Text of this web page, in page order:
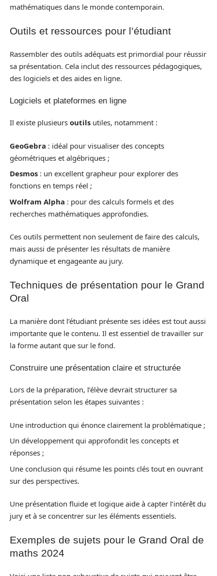
mathématiques dans le monde contemporain.
Outils et ressources pour l’étudiant
Rassembler des outils adéquats est primordial pour réussir
sa présentation. Cela inclut des ressources pédagogiques,
des logiciels et des aides en ligne.
Logiciels et plateformes en ligne
Il existe plusieurs outils utiles, notamment :
GeoGebra : idéal pour visualiser des concepts
géométriques et algébriques ;
Desmos : un excellent grapheur pour explorer des
fonctions en temps réel ;
Wolfram Alpha : pour des calculs formels et des
recherches mathématiques approfondies.
Ces outils permettent non seulement de faire des calculs,
mais aussi de présenter les résultats de manière
dynamique et engageante au jury.
Techniques de présentation pour le Grand
Oral
La manière dont l’étudiant présente ses idées est tout aussi
importante que le contenu. Il est essentiel de travailler sur
la forme autant que sur le fond.
Construire une présentation claire et structurée
Lors de la préparation, l’élève devrait structurer sa
présentation selon les étapes suivantes :
Une introduction qui énonce clairement la problématique ;
Un développement qui approfondit les concepts et
réponses ;
Une conclusion qui résume les points clés tout en ouvrant
sur des perspectives.
Une présentation fluide et logique aide à capter l’intérêt du
jury et à se concentrer sur les éléments essentiels.
Exemples de sujets pour le Grand Oral de
maths 2024